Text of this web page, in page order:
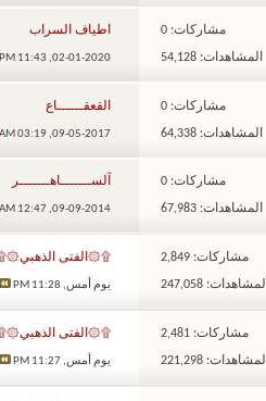
مشاركات: 0
المشاهدات: 54,128
اطياف السراب
02-01-2020,
11:43 PM
مشاركات: 0
المشاهدات: 64,338
القعقــــــاع
09-05-2017,
03:19 AM
مشاركات: 0
المشاهدات: 67,983
آلســـــــاهـــــــر
09-09-2014,
12:47 AM
مشاركات: 2,849
المشاهدات: 247,058
۩۞الفتى
يوم أمس, 11:28 PM
مشاركات: 2,481
المشاهدات: 221,298
۩۞الفتى
يوم أمس,11:27 PM